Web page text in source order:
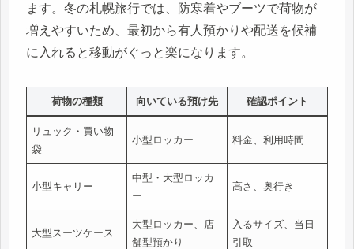
ます。冬の札幌旅行では、防寒着やブーツで荷物が
増えやすいため、最初から有人預かりや配送を候補
に入れると移動がぐっと楽になります。
荷物の種類 向いている預け先 確認ポイント
リュック・買い物
袋
小型ロッカー 料金、利用時間
小型キャリー
中型・大型ロッカ
ー
高さ、奥行き
大型スーツケース
大型ロッカー、店
舗型預かり
入るサイズ、当日
引取